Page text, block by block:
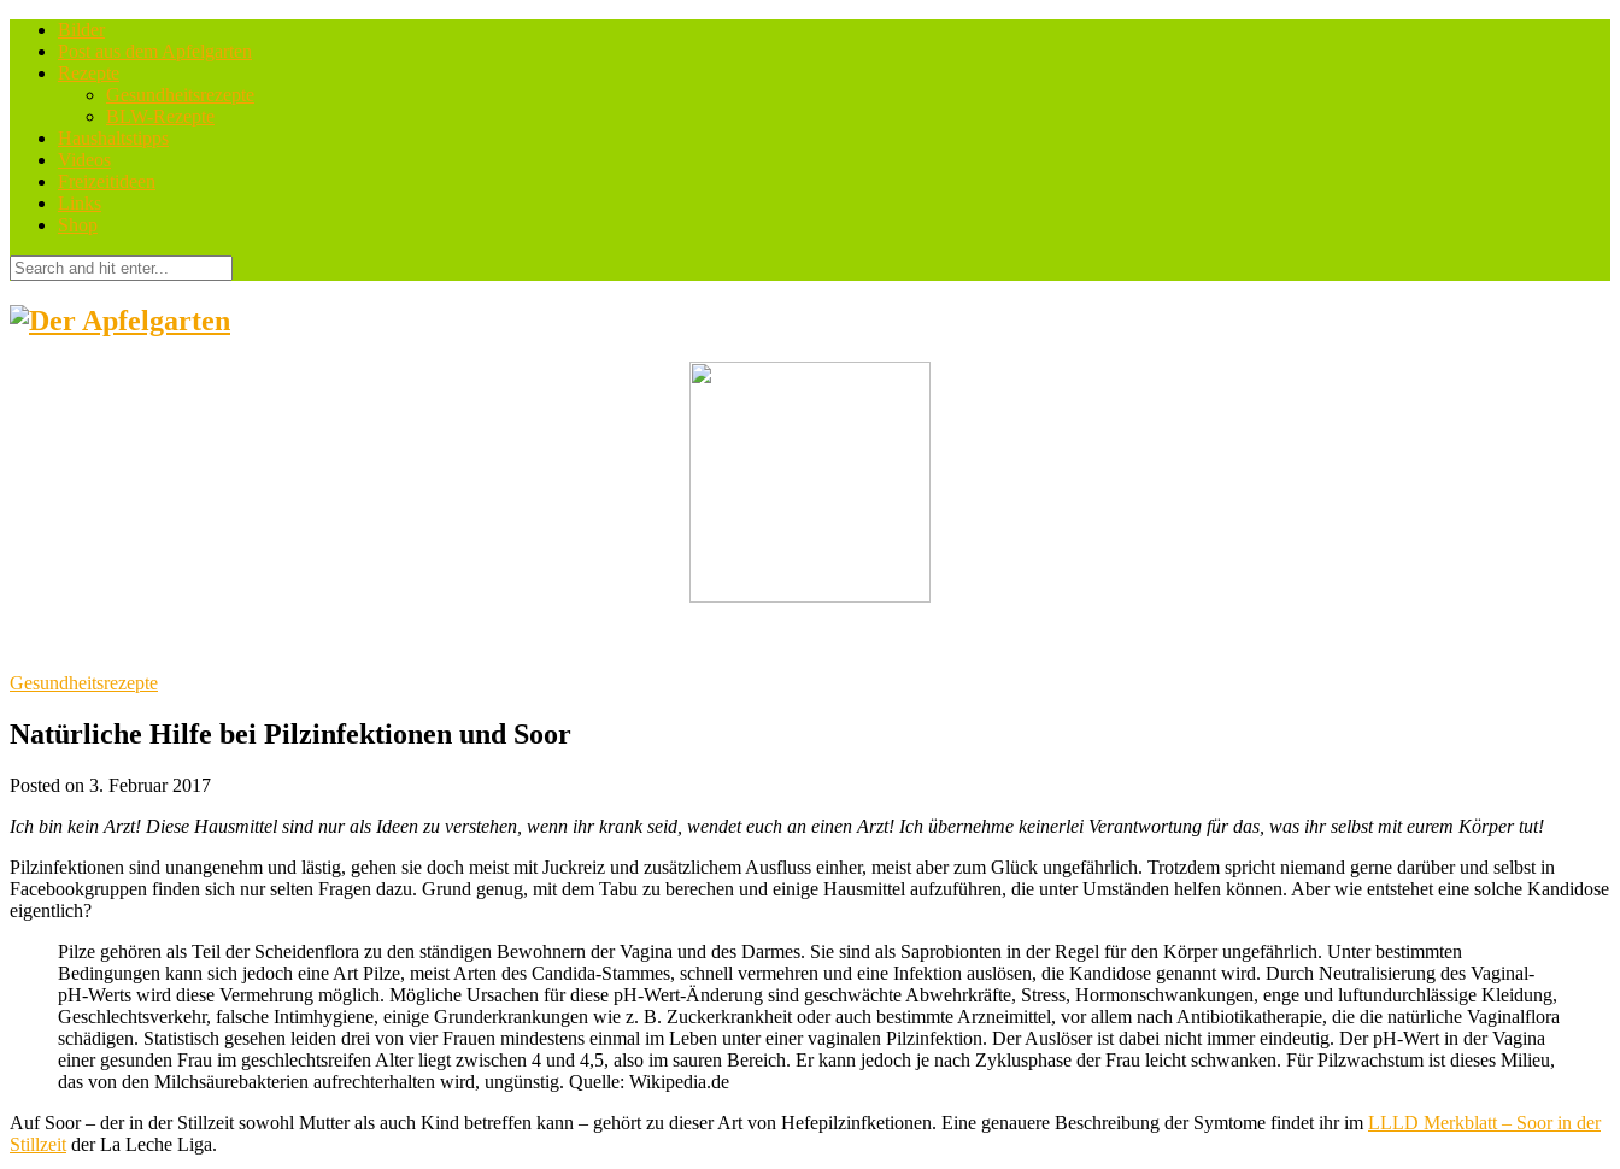
Bilder
Post aus dem Apfelgarten
Rezepte
Gesundheitsrezepte
BLW-Rezepte
Haushaltstipps
Videos
Freizeitideen
Links
Shop
Gesundheitsrezepte
Natürliche Hilfe bei Pilzinfektionen und Soor
Posted on 3. Februar 2017
Ich bin kein Arzt! Diese Hausmittel sind nur als Ideen zu verstehen, wenn ihr krank seid, wendet euch an einen Arzt! Ich übernehme keinerlei Verantwortung für das, was ihr selbst mit eurem Körper tut!
Pilzinfektionen sind unangenehm und lästig, gehen sie doch meist mit Juckreiz und zusätzlichem Ausfluss einher, meist aber zum Glück ungefährlich. Trotzdem spricht niemand gerne darüber und selbst in
Facebookgruppen finden sich nur selten Fragen dazu. Grund genug, mit dem Tabu zu berechen und einige Hausmittel aufzuführen, die unter Umständen helfen können. Aber wie entstehet eine solche Kandidose
eigentlich?
Pilze gehören als Teil der Scheidenflora zu den ständigen Bewohnern der Vagina und des Darmes. Sie sind als Saprobionten in der Regel für den Körper ungefährlich. Unter bestimmten
Bedingungen kann sich jedoch eine Art Pilze, meist Arten des Candida-Stammes, schnell vermehren und eine Infektion auslösen, die Kandidose genannt wird. Durch Neutralisierung des Vaginal-
pH-Werts wird diese Vermehrung möglich. Mögliche Ursachen für diese pH-Wert-Änderung sind geschwächte Abwehrkräfte, Stress, Hormonschwankungen, enge und luftundurchlässige Kleidung,
Geschlechtsverkehr, falsche Intimhygiene, einige Grunderkrankungen wie z. B. Zuckerkrankheit oder auch bestimmte Arzneimittel, vor allem nach Antibiotikatherapie, die die natürliche Vaginalflora
schädigen. Statistisch gesehen leiden drei von vier Frauen mindestens einmal im Leben unter einer vaginalen Pilzinfektion. Der Auslöser ist dabei nicht immer eindeutig. Der pH-Wert in der Vagina
einer gesunden Frau im geschlechtsreifen Alter liegt zwischen 4 und 4,5, also im sauren Bereich. Er kann jedoch je nach Zyklusphase der Frau leicht schwanken. Für Pilzwachstum ist dieses Milieu,
das von den Milchsäurebakterien aufrechterhalten wird, ungünstig. Quelle: Wikipedia.de
Auf Soor – der in der Stillzeit sowohl Mutter als auch Kind betreffen kann – gehört zu dieser Art von Hefepilzinfketionen. Eine genauere Beschreibung der Symtome findet ihr im LLLD Merkblatt – Soor in der
Stillzeit der La Leche Liga.